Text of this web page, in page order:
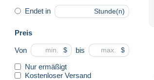
Endet in Stunde(n)
Preis
Von $ bis $
Nur ermäßigt
Kostenloser Versand